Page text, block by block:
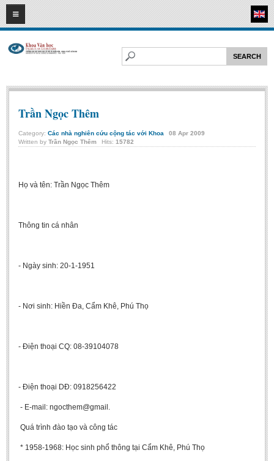
08 2026
HOME
Faculty of Literature
Department of Literary Theory and Criticism
Department of Sinology-Nom Studies
ACADEMIC
Undergraduate: Honor Degree
LITERARY WRITINGS & TRANSLATING
Sinology & Nom
Linguistics
Vietnamese Folk Culture
Literary Theory & Criticism
Trần Ngọc Thêm
Category: Các nhà nghiên cứu cộng tác với Khoa 08 Apr 2009
Written by Trần Ngọc Thêm Hits: 15782
Họ và tên: Trần Ngọc Thêm
Thông tin cá nhân
- Ngày sinh: 20-1-1951
- Nơi sinh: Hiền Đa, Cẩm Khê, Phú Thọ
- Điện thoại CQ: 08-39104078
- Điện thoại DĐ: 0918256422
- E-mail: ngocthem@gmail.
Quá trình đào tạo và công tác
* 1958-1968: Học sinh phổ thông tại Cẩm Khê, Phú Thọ